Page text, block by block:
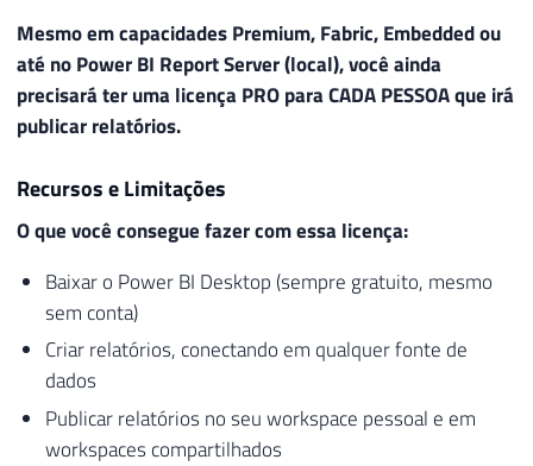
Mesmo em capacidades Premium, Fabric, Embedded ou
até no Power BI Report Server (local), você ainda
precisará ter uma licença PRO para CADA PESSOA que irá
publicar relatórios.
Recursos e Limitações
O que você consegue fazer com essa licença:
Baixar o Power BI Desktop (sempre gratuito, mesmo
sem conta)
Criar relatórios, conectando em qualquer fonte de
dados
Publicar relatórios no seu workspace pessoal e em
workspaces compartilhados